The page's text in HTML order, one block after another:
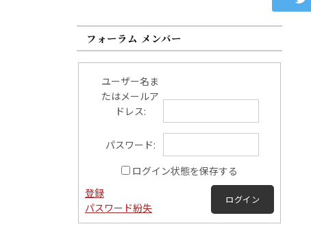
フォーラム メンバー
ユーザー名ま
たはメールア
ドレス:
パスワード:
ログイン状態を保存する
ログイン
登録
パスワード紛失